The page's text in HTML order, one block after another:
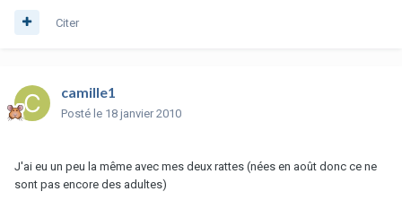
Citer
camille1
Posté le 18 janvier 2010
J'ai eu un peu la même avec mes deux rattes (nées en août donc ce ne
sont pas encore des adultes)